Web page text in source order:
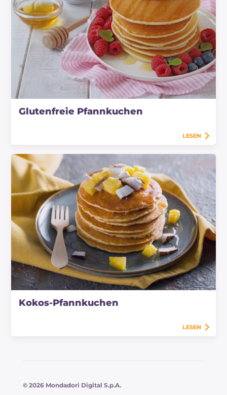
Glutenfreie Pfannkuchen
LESEN
Kokos-Pfannkuchen
LESEN
© 2026 Mondadori Digital S.p.A.